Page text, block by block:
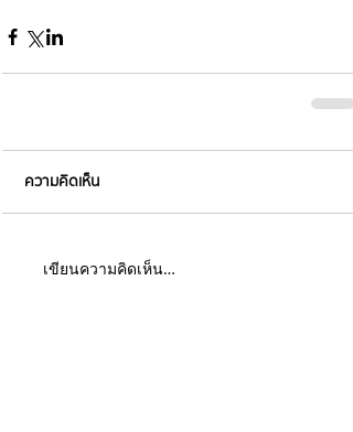
ความคิดเห็น
เขียนความคิดเห็น…